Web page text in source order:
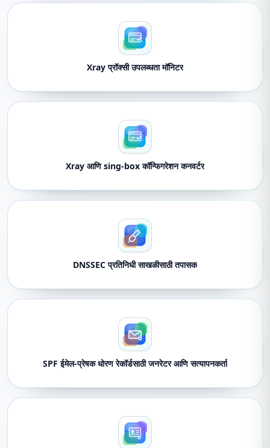
Xray प्रॉक्सी उपलब्धता मॉनिटर
Xray आणि sing-box कॉन्फिगरेशन कनवर्टर
DNSSEC प्रतिनिधी साखळीसाठी तपासक
SPF ईमेल-प्रेषक धोरण रेकॉर्डसाठी जनरेटर आणि सत्यापनकर्ता